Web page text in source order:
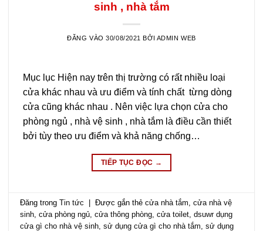
sinh , nhà tắm
ĐĂNG VÀO30/08/2021 BỞI ADMIN WEB
Mục lục Hiện nay trên thị trường có rất nhiều loại
cửa khác nhau và ưu điểm và tính chất từng dòng
cửa cũng khác nhau . Nên việc lựa chọn cửa cho
phòng ngủ , nhà vệ sinh , nhà tắm là điều cần thiết
bởi tùy theo ưu điểm và khả năng chống…
TIẾP TỤC ĐỌC →
Đăng trongTin tức | Được gắn thẻcửa nhà tắm ,cửa nhà vệ
sinh ,cửa phòng ngủ ,cửa thông phòng ,cửa toilet ,dsuwr dụng
cửa gì cho nhà vệ sinh ,sử dụng cửa gì cho nhà tắm ,sử dụng